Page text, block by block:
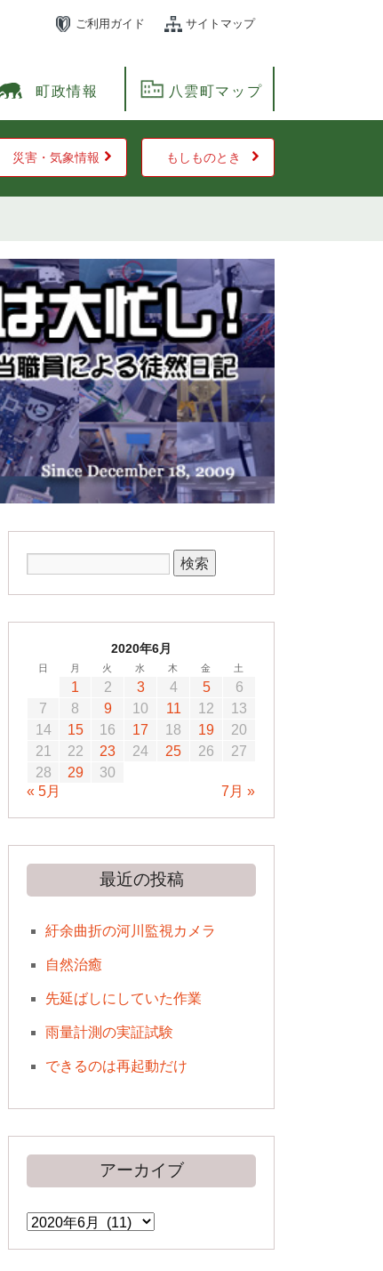
ご利用ガイド サイトマップ
町政情報 八雲町マップ
災害・気象情報 もしものとき
2020年6月
日 月 火 水 木 金 土
1 2 3 4 5
6
7
8 9 10 11 12
13
14
15 16 17 18 19
20
21
22 23 24 25 26
27
28
29
30
« 5月
7月 »
最近の投稿
紆余曲折の河川監視カメラ
自然治癒
先延ばしにしていた作業
雨量計測の実証試験
できるのは再起動だけ
アーカイブ
ア
ー
カ